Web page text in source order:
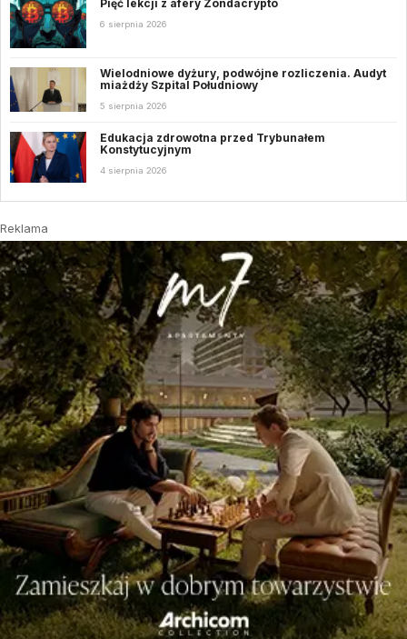
Pięć lekcji z afery Zondacrypto
6 sierpnia 2026
Wielodniowe dyżury, podwójne rozliczenia. Audyt
miażdży Szpital Południowy
5 sierpnia 2026
Edukacja zdrowotna przed Trybunałem
Konstytucyjnym
4 sierpnia 2026
Reklama